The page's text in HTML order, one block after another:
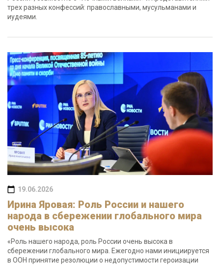
трех разных конфессий: православными, мусульманами и
иудеями.
19.06.2026
Ирина Яровая: Роль России и нашего
народа в сбережении глобального мира
очень высока
«Роль нашего народа, роль России очень высока в
сбережении глобального мира. Ежегодно нами инициируется
в ООН принятие резолюции о недопустимости героизации